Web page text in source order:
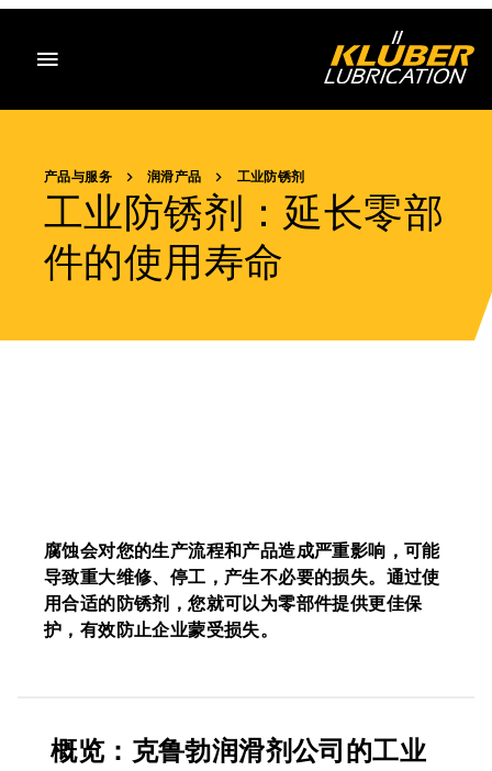
产品与服务 润滑产品 工业防锈剂
工业防锈剂：延长零部
件的使用寿命
腐蚀会对您的生产流程和产品造成严重影响，可能
导致重大维修、停工，产生不必要的损失。通过使
用合适的防锈剂，您就可以为零部件提供更佳保
护，有效防止企业蒙受损失。
概览：克鲁勃润滑剂公司的工业